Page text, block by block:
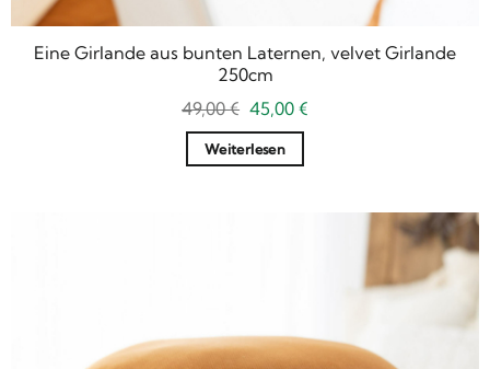
Eine Girlande aus bunten Laternen, velvet Girlande
250cm
49,00€ Ursprünglicher
war:
49,00 €
45,00 €Aktueller
Weiterlesen